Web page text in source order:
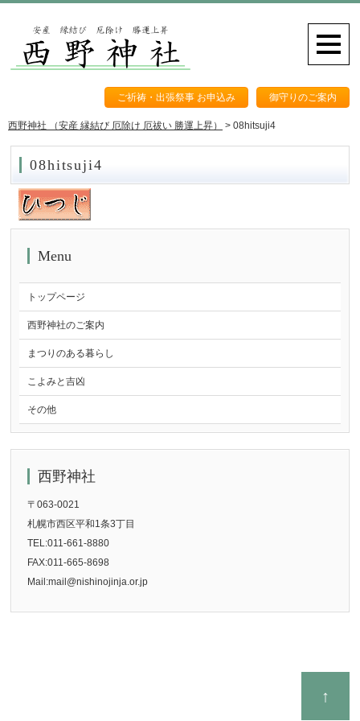
ご祈祷・出張祭事 お申込み 御守りのご案内
西野神社 （安産 縁結び 厄除け 厄祓い 勝運上昇） > 08hitsuji4
08hitsuji4
Menu
トップページ
西野神社のご案内
まつりのある暮らし
こよみと吉凶
その他
西野神社
〒063-0021
札幌市西区平和1条3丁目
TEL:011-661-8880
FAX:011-665-8698
Mail:mail@nishinojinja.or.jp
↑